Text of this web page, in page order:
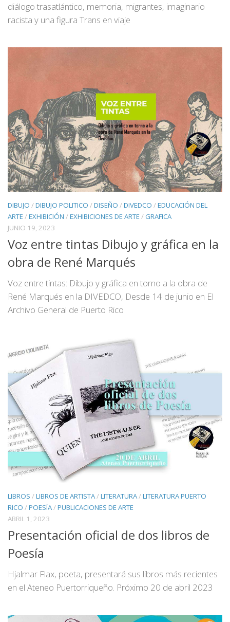
diálogo trasatlántico, memoria, migrantes, imaginario
racista y una figura Trans en viaje
DIBUJO /DIBUJO POLITICO /DISEÑO /DIVEDCO /EDUCACIÓN DEL
ARTE /EXHIBICIÓN /EXHIBICIONES DE ARTE / GRAFICA
JUNIO 19, 2023
Voz entre tintas Dibujo y gráfica en la
obra de René Marqués
Voz entre tintas: Dibujo y gráfica en torno a la obra de
René Marqués en la DIVEDCO, Desde 14 de junio en El
Archivo General de Puerto Rico
LIBROS /LIBROS DE ARTISTA/LITERATURA/LITERATURA PUERTO
RICO /POESÍA/PUBLICACIONES DE ARTE
ABRIL 1, 2023
Presentación oficial de dos libros de
Poesía
Hjalmar Flax, poeta, presentará sus libros más recientes
en el Ateneo Puertorriqueño. Próximo 20 de abril 2023